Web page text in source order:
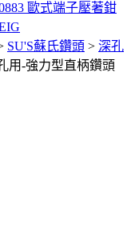
歐式端子壓著鉗
SU'S蘇氏鑽頭 > 深孔
用-強力型直柄鑽頭